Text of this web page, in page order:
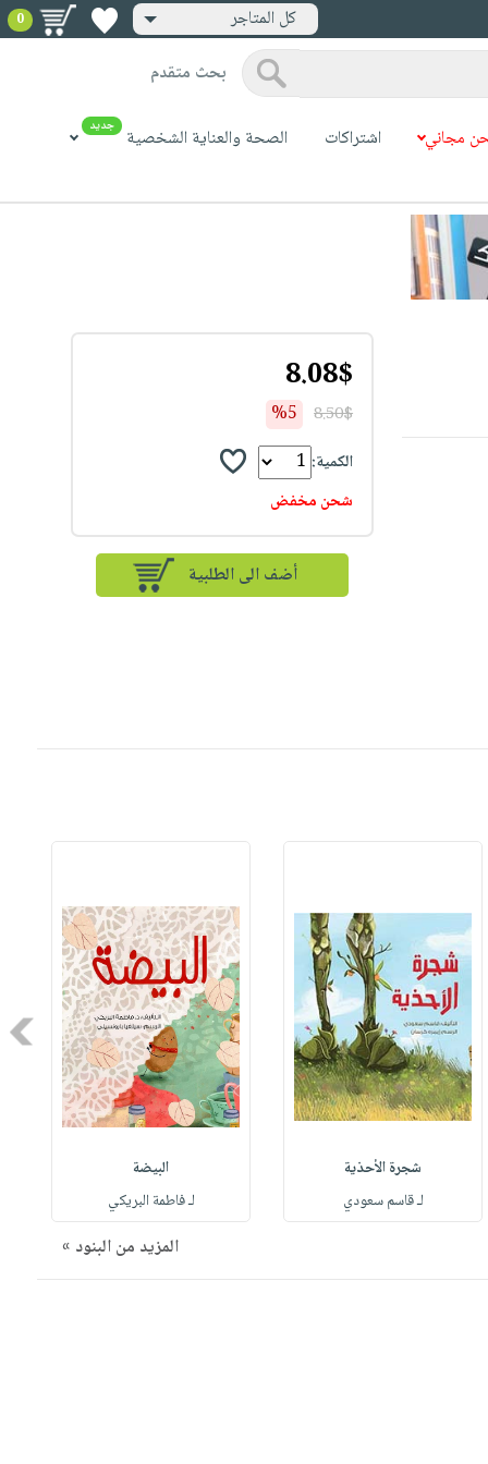
كل المتاجر 0
بحث متقدم
مجاني اشتراكات الصحة والعناية الشخصية جديد
8.08$
8.50$
%5
الكمية:
شحن مخفض
أضف الى الطلبية
شجرة الأحذية
لـ قاسم سعودي
البيضة
لـ فاطمة البريكي
المزيد من البنود »